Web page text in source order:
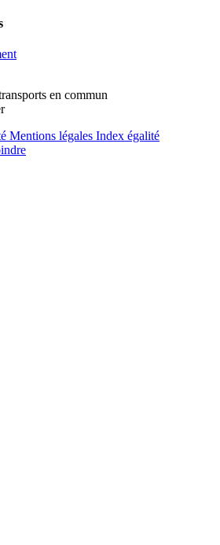
en commun
Mentions légales Index égalité